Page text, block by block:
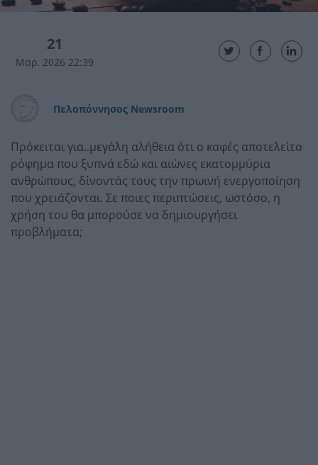
21
Μαρ. 2026 22:39
Πελοπόννησος Newsroom
Πρόκειται για..μεγάλη αλήθεια ότι ο καφές αποτελείτο
ρόφημα που ξυπνά εδώ και αιώνες εκατομμύρια
ανθρώπους, δίνοντάς τους την πρωινή ενεργοποίηση
που χρειάζονται. Σε ποιες περιπτώσεις, ωστόσο, η
χρήση του θα μπορούσε να δημιουργήσει
προβλήματα;